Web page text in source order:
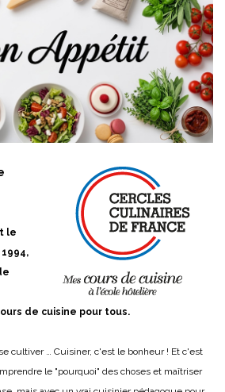
le
de cuisine pour tous.
cultiver … Cuisiner, c'est le bonheur ! Et c'est
le "pourquoi" des choses et maîtriser